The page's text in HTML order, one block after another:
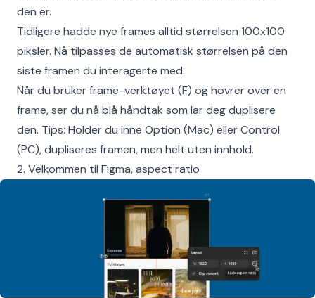
den er.
Tidligere hadde nye frames alltid størrelsen 100x100
piksler. Nå tilpasses de automatisk størrelsen på den
siste framen du interagerte med.
Når du bruker frame-verktøyet (F) og hovrer over en
frame, ser du nå blå håndtak som lar deg duplisere
den. Tips: Holder du inne Option (Mac) eller Control
(PC), dupliseres framen, men helt uten innhold.
2. Velkommen til Figma, aspect ratio